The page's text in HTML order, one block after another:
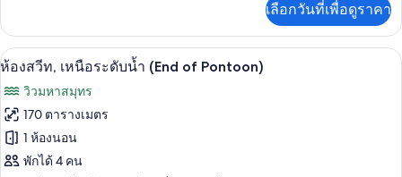
ว่าย
น้ำ
ส่วน
ตัว,
ริม
ชายหาด
เกี่ยว
กับ
วิลล่า,
ห้อง
นอน,
สระ
ว่าย
น้ำ
เลือกวันที่เพื่อดูราคา
เปิด
ภาพถ่าย
ทั้งหมด
ของ
ห้อง
ห้องสวีท, เหนือระดับน้ำ (End of
8
ห้องสวีท, เหนือระดับน้ำ (End of Pontoon)
วิวมหาสมุทร
170 ตารางเมตร
1 ห้องนอน
พักได้ 4 คน